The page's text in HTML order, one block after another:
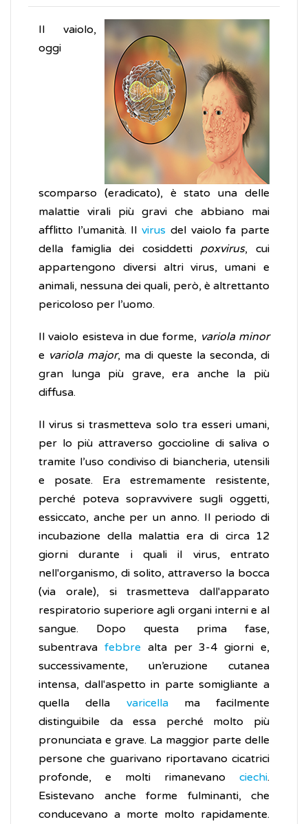
Il vaiolo,
oggi
scomparso (eradicato), è stato una delle
malattie virali più gravi che abbiano mai
afflitto l’umanità. Ilvirus del vaiolo fa parte
della famiglia dei cosiddetti poxvirus, cui
appartengono diversi altri virus, umani e
animali, nessuna dei quali, però, è altrettanto
pericoloso per l’uomo.
Il vaiolo esisteva in due forme, variola minor
e variola major, ma di queste la seconda, di
gran lunga più grave, era anche la più
diffusa.
Il virus si trasmetteva solo tra esseri umani,
per lo più attraverso goccioline di saliva o
tramite l’uso condiviso di biancheria, utensili
e posate. Era estremamente resistente,
perché poteva sopravvivere sugli oggetti,
essiccato, anche per un anno. Il periodo di
incubazione della malattia era di circa 12
giorni durante i quali il virus, entrato
nell'organismo, di solito, attraverso la bocca
(via orale), si trasmetteva dall'apparato
respiratorio superiore agli organi interni e al
sangue. Dopo questa prima fase,
subentrava febbre alta per 3-4 giorni e,
successivamente, un’eruzione cutanea
intensa, dall'aspetto in parte somigliante a
quella della varicella ma facilmente
distinguibile da essa perché molto più
pronunciata e grave. La maggior parte delle
persone che guarivano riportavano cicatrici
profonde, e molti rimanevano ciechi.
Esistevano anche forme fulminanti, che
conducevano a morte molto rapidamente.